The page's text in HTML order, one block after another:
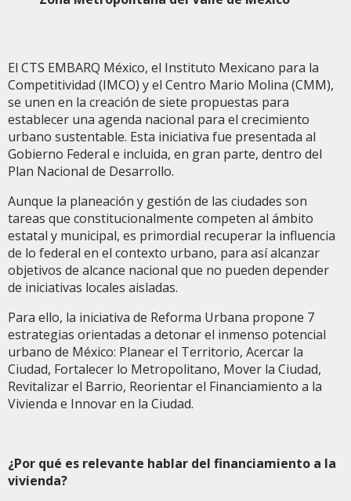
El CTS EMBARQ México, el Instituto Mexicano para la
Competitividad (IMCO) y el Centro Mario Molina (CMM),
se unen en la creación de siete propuestas para
establecer una agenda nacional para el crecimiento
urbano sustentable. Esta iniciativa fue presentada al
Gobierno Federal e incluida, en gran parte, dentro del
Plan Nacional de Desarrollo.
Aunque la planeación y gestión de las ciudades son
tareas que constitucionalmente competen al ámbito
estatal y municipal, es primordial recuperar la influencia
de lo federal en el contexto urbano, para así alcanzar
objetivos de alcance nacional que no pueden depender
de iniciativas locales aisladas.
Para ello, la iniciativa de Reforma Urbana propone 7
estrategias orientadas a detonar el inmenso potencial
urbano de México: Planear el Territorio, Acercar la
Ciudad, Fortalecer lo Metropolitano, Mover la Ciudad,
Revitalizar el Barrio, Reorientar el Financiamiento a la
Vivienda e Innovar en la Ciudad.
¿Por qué es relevante hablar del financiamiento a la
vivienda?